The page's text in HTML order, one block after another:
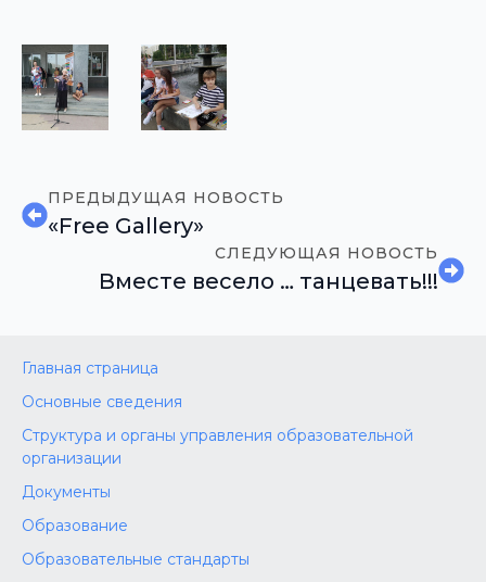
ПРЕДЫДУЩАЯ НОВОСТЬ
«Free Gallery»
СЛЕДУЮЩАЯ НОВОСТЬ
Вместе весело … танцевать!!!
Главная страница
Основные сведения
Структура и органы управления образовательной
организации
Документы
Образование
Образовательные стандарты